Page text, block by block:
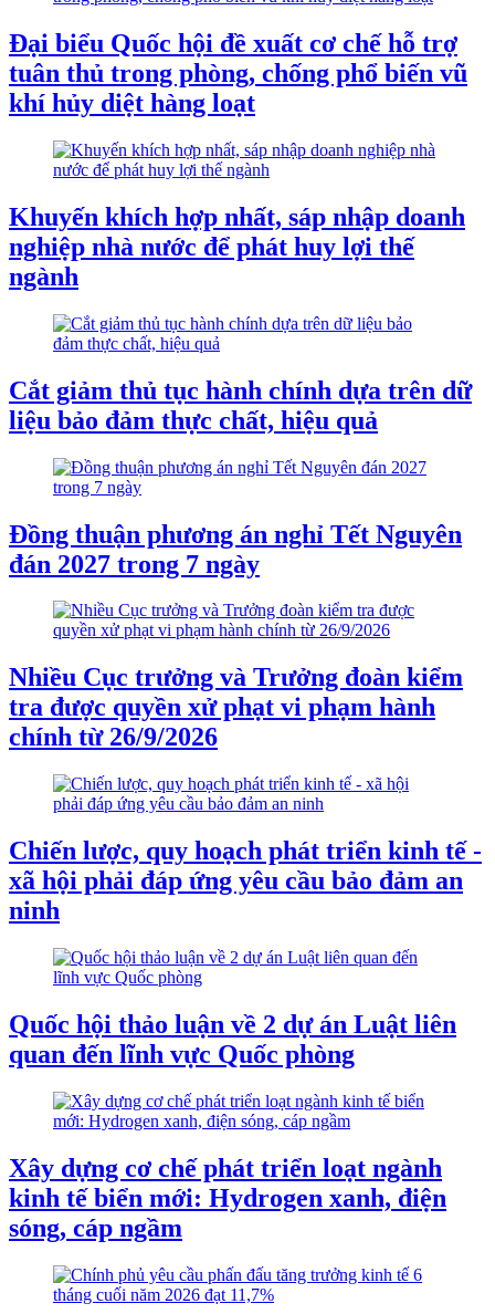
Đại biểu Quốc hội đề xuất cơ chế hỗ trợ
tuân thủ trong phòng, chống phổ biến vũ
khí hủy diệt hàng loạt
Khuyến khích hợp nhất, sáp nhập doanh
nghiệp nhà nước để phát huy lợi thế
ngành
Cắt giảm thủ tục hành chính dựa trên dữ
liệu bảo đảm thực chất, hiệu quả
Đồng thuận phương án nghỉ Tết Nguyên
đán 2027 trong 7 ngày
Nhiều Cục trưởng và Trưởng đoàn kiểm
tra được quyền xử phạt vi phạm hành
chính từ 26/9/2026
Chiến lược, quy hoạch phát triển kinh tế -
xã hội phải đáp ứng yêu cầu bảo đảm an
ninh
Quốc hội thảo luận về 2 dự án Luật liên
quan đến lĩnh vực Quốc phòng
Xây dựng cơ chế phát triển loạt ngành
kinh tế biển mới: Hydrogen xanh, điện
sóng, cáp ngầm